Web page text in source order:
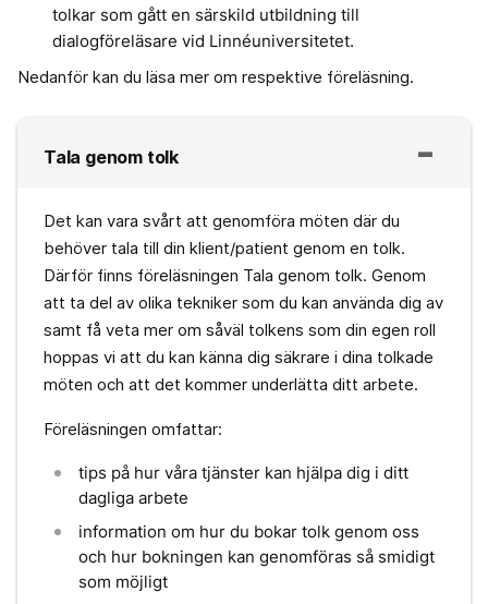
tolkar som gått en särskild utbildning till
dialogföreläsare vid Linnéuniversitetet.
Nedanför kan du läsa mer om respektive föreläsning.
Tala genom tolk
Det kan vara svårt att genomföra möten där du
behöver tala till din klient/patient genom en tolk.
Därför finns föreläsningen Tala genom tolk. Genom
att ta del av olika tekniker som du kan använda dig av
samt få veta mer om såväl tolkens som din egen roll
hoppas vi att du kan känna dig säkrare i dina tolkade
möten och att det kommer underlätta ditt arbete.
Föreläsningen omfattar:
tips på hur våra tjänster kan hjälpa dig i ditt
dagliga arbete
information om hur du bokar tolk genom oss
och hur bokningen kan genomföras så smidigt
som möjligt